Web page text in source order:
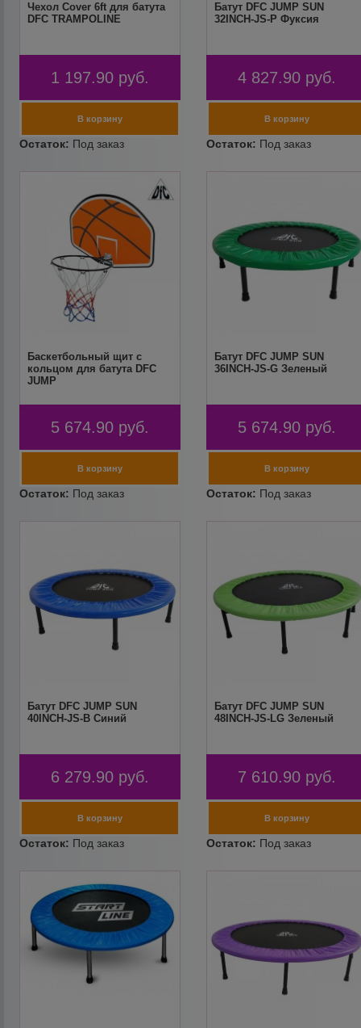
Чехол Cover 6ft для батута
DFC TRAMPOLINE
1 197.90 руб.
Батут DFC JUMP SUN
32INCH-JS-P Фуксия
4 827.90 руб.
Баскетбольный щит с
кольцом для батута DFC
JUMP
5 674.90 руб.
Батут DFC JUMP SUN
36INCH-JS-G Зеленый
5 674.90 руб.
Батут DFC JUMP SUN
40INCH-JS-B Синий
6 279.90 руб.
Батут DFC JUMP SUN
48INCH-JS-LG Зеленый
7 610.90 руб.